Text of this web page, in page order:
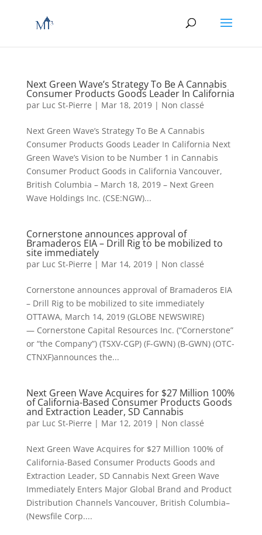
Next Green Wave’s Strategy To Be A Cannabis
Consumer Products Goods Leader In California
par Luc St-Pierre | Mar 18, 2019| Non classé
Next Green Wave’s Strategy To Be A Cannabis
Consumer Products Goods Leader In California Next
Green Wave’s Vision to be Number 1 in Cannabis
Consumer Product Goods in California Vancouver,
British Columbia – March 18, 2019 – Next Green
Wave Holdings Inc. (CSE:NGW)...
Cornerstone announces approval of
Bramaderos EIA – Drill Rig to be mobilized to
site immediately
par Luc St-Pierre | Mar 14, 2019| Non classé
Cornerstone announces approval of Bramaderos EIA
– Drill Rig to be mobilized to site immediately
OTTAWA, March 14, 2019 (GLOBE NEWSWIRE)
— Cornerstone Capital Resources Inc. (“Cornerstone”
or “the Company”) (TSXV-CGP) (F-GWN) (B-GWN) (OTC-
CTNXF)announces the...
Next Green Wave Acquires for $27 Million 100%
of California-Based Consumer Products Goods
and Extraction Leader, SD Cannabis
par Luc St-Pierre | Mar 12, 2019| Non classé
Next Green Wave Acquires for $27 Million 100% of
California-Based Consumer Products Goods and
Extraction Leader, SD Cannabis Next Green Wave
Immediately Enters Major Global Brand and Product
Distribution Channels Vancouver, British Columbia–
(Newsfile Corp....